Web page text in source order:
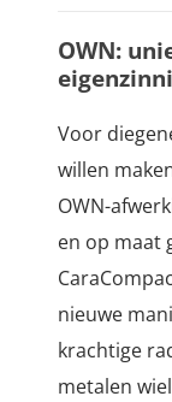
OWN:
Voor
willen
OWN-
en op maat
nieuwe
krachtige
metalen